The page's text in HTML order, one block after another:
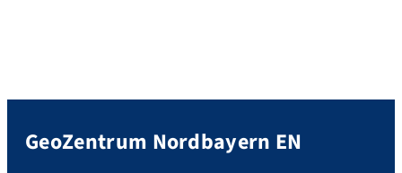
GeoZentrum Nordbayern EN